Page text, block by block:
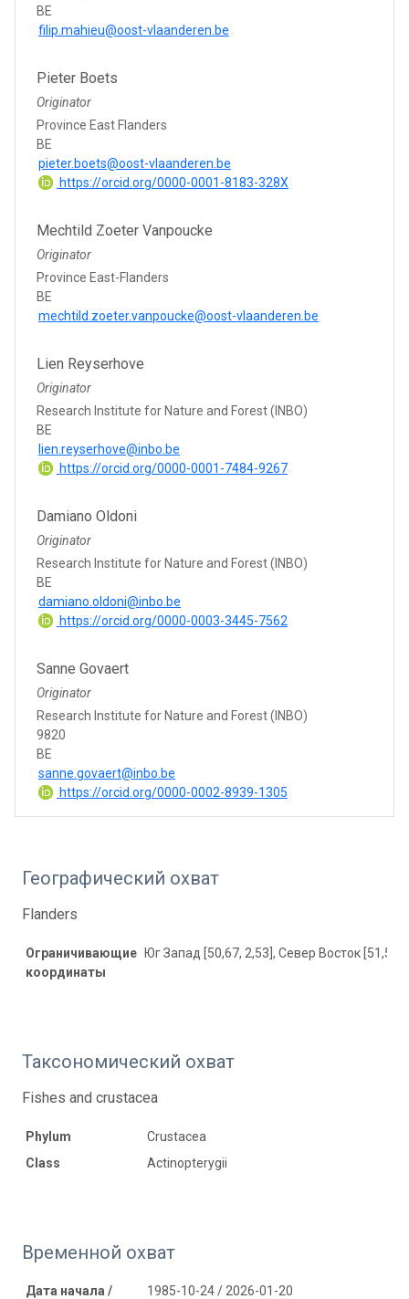
BE
filip.mahieu@oost-vlaanderen.be
Pieter Boets
Originator
Province East Flanders
BE
pieter.boets@oost-vlaanderen.be
https://orcid.org/0000-0001-8183-328X
Mechtild Zoeter Vanpoucke
Originator
Province East-Flanders
BE
mechtild.zoeter.vanpoucke@oost-vlaanderen.be
Lien Reyserhove
Originator
Research Institute for Nature and Forest (INBO)
BE
lien.reyserhove@inbo.be
https://orcid.org/0000-0001-7484-9267
Damiano Oldoni
Originator
Research Institute for Nature and Forest (INBO)
BE
damiano.oldoni@inbo.be
https://orcid.org/0000-0003-3445-7562
Sanne Govaert
Originator
Research Institute for Nature and Forest (INBO)
9820
BE
sanne.govaert@inbo.be
https://orcid.org/0000-0002-8939-1305
Географический охват
Flanders
Ограничивающие
координаты
Юг Запад [50,67, 2,53], Север Восток [51,51,
Таксономический охват
Fishes and crustacea
Phylum
Crustacea
Class
Actinopterygii
Временной охват
Дата начала /
1985-10-24 / 2026-01-20